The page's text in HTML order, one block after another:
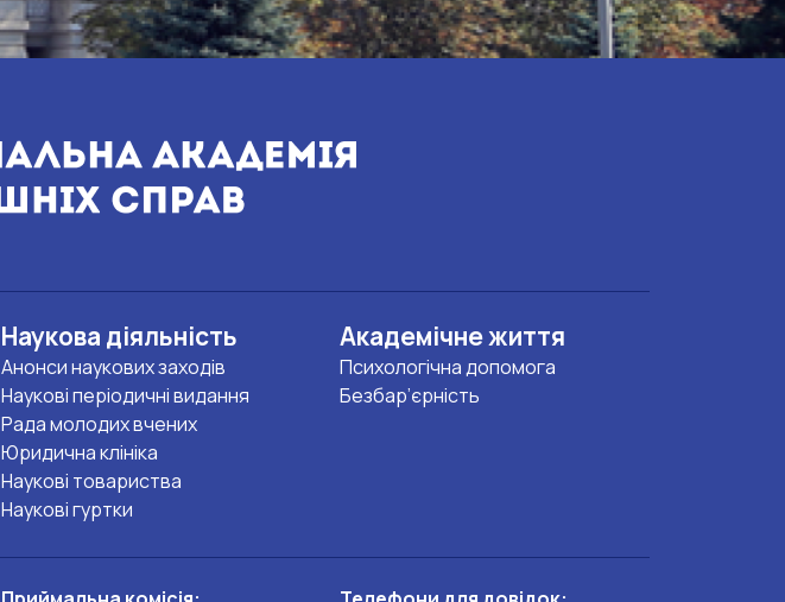
Наукова діяльність
Анонси наукових заходів
Наукові періодичні видання
Рада молодих вчених
Юридична клініка
Наукові товариства
Наукові гуртки
Академічне життя
Психологічна допомога
Безбар’єрність